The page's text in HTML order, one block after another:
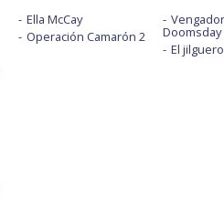
Ella McCay
Operación Camarón 2
Doomsday
El jilguero